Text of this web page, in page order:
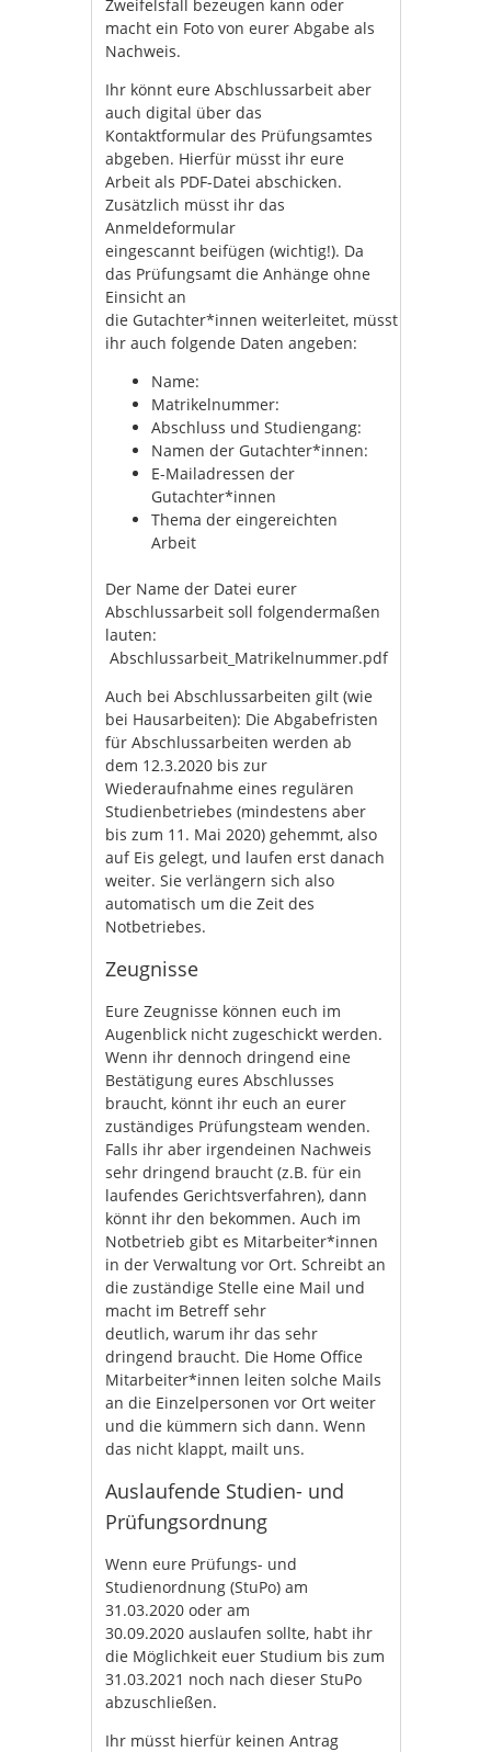
Zweifelsfall bezeugen kann oder
macht ein Foto von eurer Abgabe als
Nachweis.
Ihr könnt eure Abschlussarbeit aber
auch digital über das
Kontaktformular des Prüfungsamtes
abgeben. Hierfür müsst ihr eure
Arbeit als PDF-Datei abschicken.
Zusätzlich müsst ihr das
Anmeldeformular
eingescannt beifügen (wichtig!). Da
das Prüfungsamt die Anhänge ohne
Einsicht an
die Gutachter*innen weiterleitet, müsst
ihr auch folgende Daten angeben:
Name:
Matrikelnummer:
Abschluss und Studiengang:
Namen der Gutachter*innen:
E-Mailadressen der
Gutachter*innen
Thema der eingereichten
Arbeit
Der Name der Datei eurer
Abschlussarbeit soll folgendermaßen
lauten:
Abschlussarbeit_Matrikelnummer.pdf
Auch bei Abschlussarbeiten gilt (wie
bei Hausarbeiten): Die Abgabefristen
für Abschlussarbeiten werden ab
dem 12.3.2020 bis zur
Wiederaufnahme eines regulären
Studienbetriebes (mindestens aber
bis zum 11. Mai 2020) gehemmt, also
auf Eis gelegt, und laufen erst danach
weiter. Sie verlängern sich also
automatisch um die Zeit des
Notbetriebes.
Zeugnisse
Eure Zeugnisse können euch im
Augenblick nicht zugeschickt werden.
Wenn ihr dennoch dringend eine
Bestätigung eures Abschlusses
braucht, könnt ihr euch an eurer
zuständiges Prüfungsteam wenden.
Falls ihr aber irgendeinen Nachweis
sehr dringend braucht (z.B. für ein
laufendes Gerichtsverfahren), dann
könnt ihr den bekommen. Auch im
Notbetrieb gibt es Mitarbeiter*innen
in der Verwaltung vor Ort. Schreibt an
die zuständige Stelle eine Mail und
macht im Betreff sehr
deutlich, warum ihr das sehr
dringend braucht. Die Home Office
Mitarbeiter*innen leiten solche Mails
an die Einzelpersonen vor Ort weiter
und die kümmern sich dann. Wenn
das nicht klappt, mailt uns.
Auslaufende Studien- und
Prüfungsordnung
Wenn eure Prüfungs- und
Studienordnung (StuPo) am
31.03.2020 oder am
30.09.2020 auslaufen sollte, habt ihr
die Möglichkeit euer Studium bis zum
31.03.2021 noch nach dieser StuPo
abzuschließen.
Ihr müsst hierfür keinen Antrag